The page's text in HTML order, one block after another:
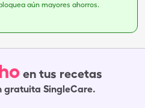
aún mayores ahorros.
en tus recetas
gratuita SingleCare.